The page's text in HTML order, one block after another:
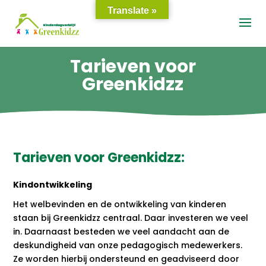
Tarieven voor
Greenkidzz
Tarieven voorGreenkidzz:
Kindontwikkeling
Het welbevinden en de ontwikkeling van kinderen
staan bij Greenkidzz centraal. Daar investeren we veel
in. Daarnaast besteden we veel aandacht aan de
deskundigheid van onze pedagogisch medewerkers.
Ze worden hierbij ondersteund en geadviseerd door
Translate »